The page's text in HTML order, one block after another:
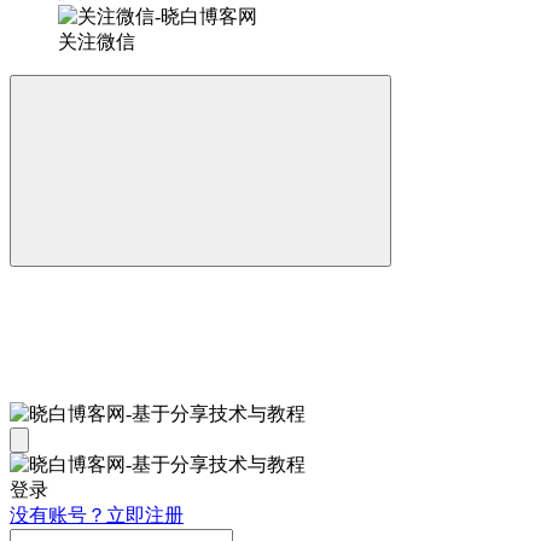
关注微信
登录
没有账号？立即注册